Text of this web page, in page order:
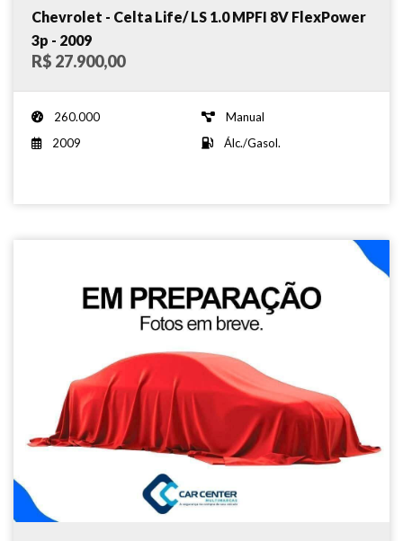
Chevrolet - Celta Life/ LS 1.0 MPFI 8V FlexPower
3p - 2009
R$ 27.900,00
260.000
Manual
2009
Álc./Gasol.